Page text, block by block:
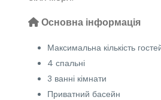
Основна інформація
Максимальна кількість
4 спальні
3 ванні кімнати
Приватний басейн